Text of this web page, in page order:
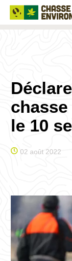
le 10
02 août 2022